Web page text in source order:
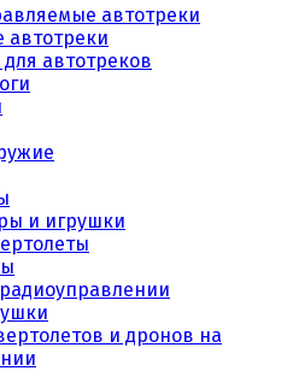
автотреки
автотреки
автотреков
и игрушки
и дронов на